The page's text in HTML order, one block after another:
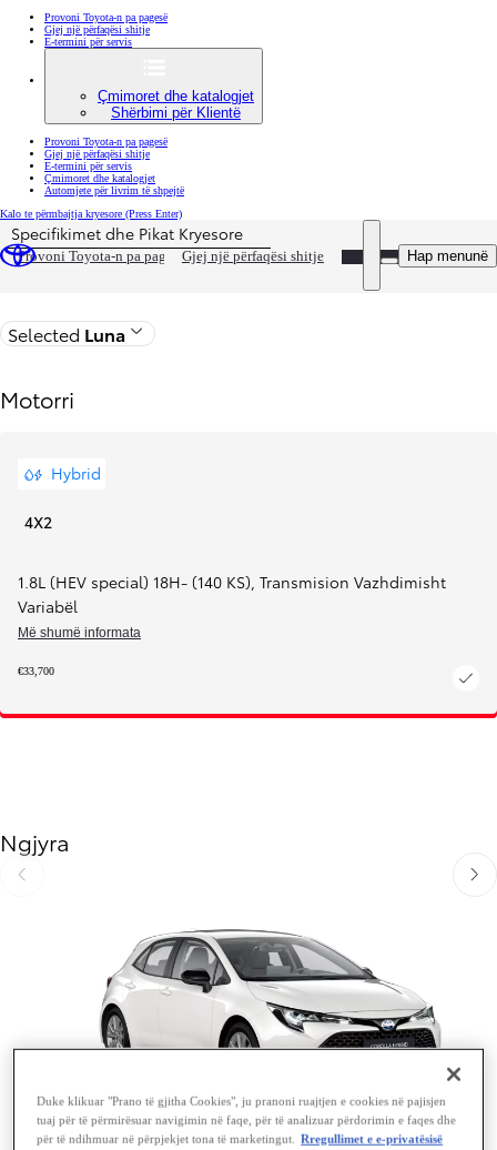
Provoni Toyota-n pa pagesë
Gjej një përfaqësi shitje
E-termini për servis
Çmimoret dhe katalogjet
Shërbimi për Klientë
Provoni Toyota-n pa pagesë
Gjej një përfaqësi shitje
E-termini për servis
Çmimoret dhe katalogjet
Automjete për livrim të shpejtë
Kalo te përmbajtja kryesore (Press Enter)
Provoni Toyota-n pa pagesëGjej një përfaqësi shitje
DEALER NAME
Hap menunë
Çmimi është përditësuar Çmimi i konfigurimit tuaj është 33 700 €
Specifikimet dhe Pikat Kryesore
Selected Luna
Motorri
Hybrid
4X2
1.8L (HEV special) 18H- (140 KS), Transmision Vazhdimisht
Variabël
Më shumë informata
€33,700
Ngjyra
Slide Previous
Duke klikuar "Prano të gjitha Cookies", ju pranoni ruajtjen e cookies në pajisjen
tuaj për të përmirësuar navigimin në faqe, për të analizuar përdorimin e faqes dhe
për të ndihmuar në përpjekjet tona të marketingut. Rregullimet e e-privatësisë